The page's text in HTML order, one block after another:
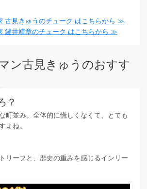
古見きゅうのチューク はこちらから ≫
鍵井靖章のチューク はこちらから ≫
ン古見きゅうのおすす
？
町並み。全体的に慌しくなくて、とても
よね。
リーフと、歴史の重みを感じるインリー